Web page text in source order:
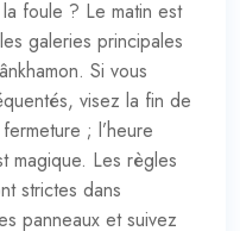
foule ? Le matin est
galeries principales
Si vous
visez la fin de
; l’heure
magique. Les règles
strictes dans
panneaux et suivez